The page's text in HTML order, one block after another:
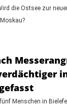
die Ostsee zur
Menschen in